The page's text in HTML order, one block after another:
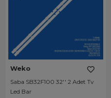
Weko
Saba SB32F100 32'' 2 Adet Tv
Led Bar